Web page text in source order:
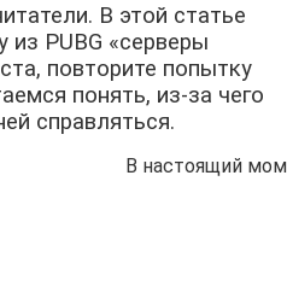
В этой статье
PUBG «серверы
повторите попытку
понять, из-за чего
справляться.